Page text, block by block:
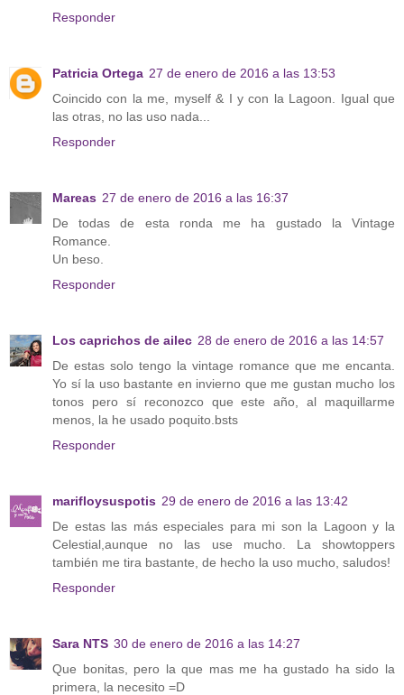
Responder
Patricia Ortega 27 de enero de 2016 a las 13:53
Coincido con la me, myself & I y con la Lagoon. Igual que
las otras, no las uso nada...
Responder
Mareas 27 de enero de 2016 a las 16:37
De todas de esta ronda me ha gustado la Vintage
Romance.
Un beso.
Responder
Los caprichos de ailec 28 de enero de 2016 a las 14:57
De estas solo tengo la vintage romance que me encanta.
Yo sí la uso bastante en invierno que me gustan mucho los
tonos pero sí reconozco que este año, al maquillarme
menos, la he usado poquito.bsts
Responder
marifloysuspotis 29 de enero de 2016 a las 13:42
De estas las más especiales para mi son la Lagoon y la
Celestial,aunque no las use mucho. La showtoppers
también me tira bastante, de hecho la uso mucho, saludos!
Responder
Sara NTS 30 de enero de 2016 a las 14:27
Que bonitas, pero la que mas me ha gustado ha sido la
primera, la necesito =D